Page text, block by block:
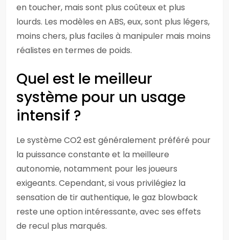
en toucher, mais sont plus coûteux et plus
lourds. Les modèles en ABS, eux, sont plus légers,
moins chers, plus faciles à manipuler mais moins
réalistes en termes de poids.
Quel est le meilleur
système pour un usage
intensif ?
Le système CO2 est généralement préféré pour
la puissance constante et la meilleure
autonomie, notamment pour les joueurs
exigeants. Cependant, si vous privilégiez la
sensation de tir authentique, le gaz blowback
reste une option intéressante, avec ses effets
de recul plus marqués.